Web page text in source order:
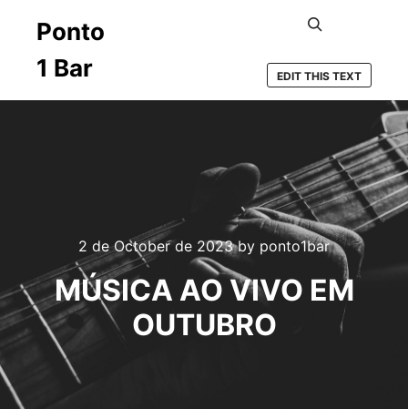
Ponto
1 Bar
EDIT THIS TEXT
2 de October de 2023by ponto1bar
MÚSICA AO VIVO EM
OUTUBRO